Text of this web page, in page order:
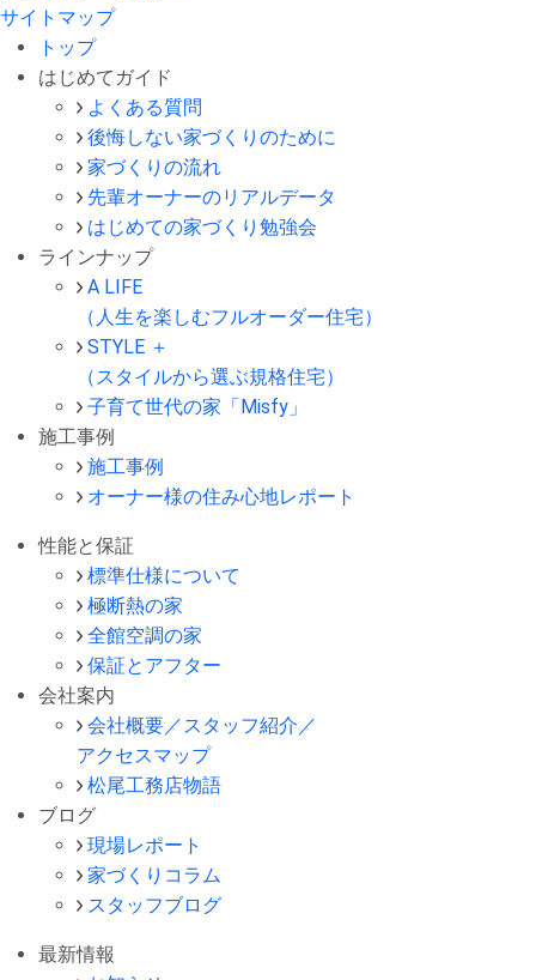
サイトマップ
トップ
はじめてガイド
よくある質問
後悔しない家づくりのために
家づくりの流れ
先輩オーナーのリアルデータ
はじめての家づくり勉強会
ラインナップ
A LIFE
（人生を楽しむフルオーダー住宅）
STYLE ＋
（スタイルから選ぶ規格住宅）
子育て世代の家「Misfy」
施工事例
施工事例
オーナー様の住み心地レポート
性能と保証
標準仕様について
極断熱の家
全館空調の家
保証とアフター
会社案内
会社概要／スタッフ紹介／
アクセスマップ
松尾工務店物語
ブログ
現場レポート
家づくりコラム
スタッフブログ
最新情報